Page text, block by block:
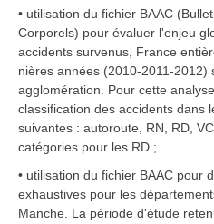
• utilisation du fichier BAAC
Corporels) pour évaluer l'enjeu
accidents survenus, France
nières années (2010-2011-
agglomération. Pour cette
classification des accidents dans
suivantes : autoroute, RN, RD,
catégories pour les RD ;
• utilisation du fichier BAAC pour
exhaustives pour les
Manche. La période d'étude